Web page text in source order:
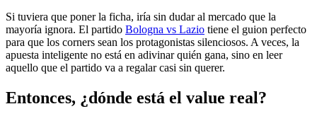
Si tuviera que poner la ficha, iría sin dudar al mercado que la
mayoría ignora. El partido Bologna vs Lazio tiene el guion perfecto
para que los corners sean los protagonistas silenciosos. A veces, la
apuesta inteligente no está en adivinar quién gana, sino en leer
aquello que el partido va a regalar casi sin querer.
Entonces, ¿dónde está el value real?